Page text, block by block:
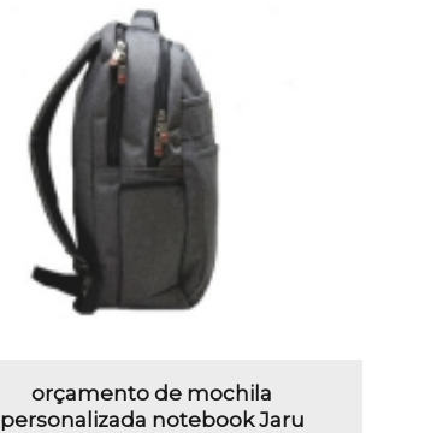
orçamento de mochila
personalizada notebook Jaru